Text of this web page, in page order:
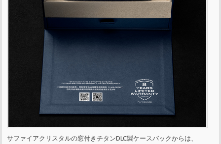
サファイアクリスタルの窓付きチタンDLC製ケースバックからは、